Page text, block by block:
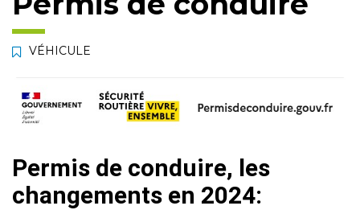
VÉHICULE
Permis de conduire, les
changements en 2024: